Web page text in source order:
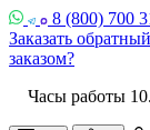
8 (800) 700
Заказать
заказом?
Часы работы